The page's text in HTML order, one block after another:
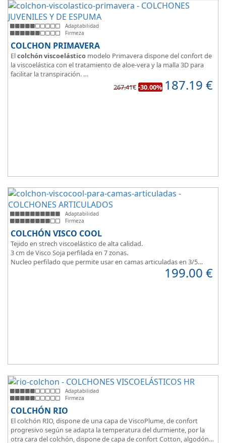
Adaptabilidad
Firmeza
COLCHON PRIMAVERA
Elcolchón viscoelástico modelo Primavera dispone del confort de
la viscoelástica con el tratamiento de aloe-vera y la malla 3D para
facilitar la transpiración.
Según medida del colchón estamos hablando tanto de un colchón
267.41€ -30.00% 187.19 €
Adaptabilidad
Firmeza
COLCHÓN VISCO COOL
Tejido en strech viscoelástico de alta calidad.
3 cm de Visco Soja perfilada en 7 zonas.
Nucleo perfilado que permite usar en camas articuladas en 3/5
199.00 €
Adaptabilidad
Firmeza
COLCHÓN RIO
El colchón RIO, dispone de una capa de ViscoPlume, de confort
progresivo según se adapta la temperatura del durmiente, por la
otra cara del colchón, dispone de capa de confort Cotton, algodón